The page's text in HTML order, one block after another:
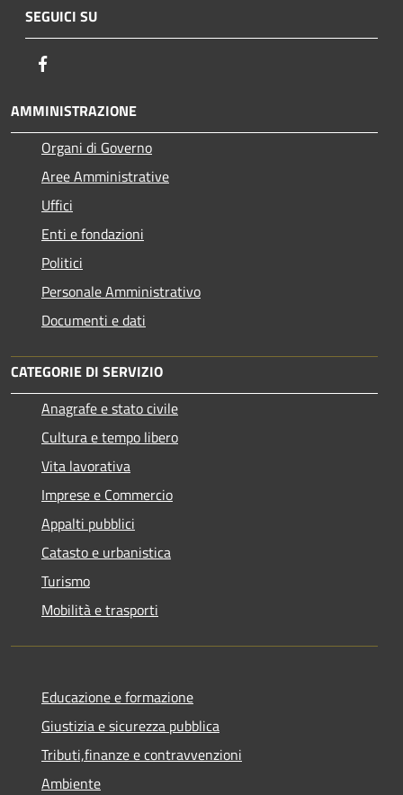
SEGUICI SU
AMMINISTRAZIONE
Organi di Governo
Aree Amministrative
Uffici
Enti e fondazioni
Politici
Personale Amministrativo
Documenti e dati
CATEGORIE DI SERVIZIO
Anagrafe e stato civile
Cultura e tempo libero
Vita lavorativa
Imprese e Commercio
Appalti pubblici
Catasto e urbanistica
Turismo
Mobilità e trasporti
Educazione e formazione
Giustizia e sicurezza pubblica
Tributi,finanze e contravvenzioni
Ambiente